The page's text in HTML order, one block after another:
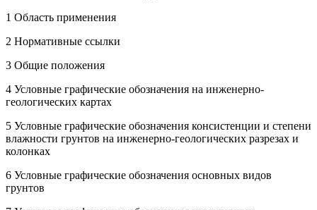
1 Область применения
2 Нормативные ссылки
3 Общие положения
4 Условные графические обозначения на инженерно-
геологических картах
5 Условные графические обозначения консистенции и степени
влажности грунтов на инженерно-геологических разрезах и
колонках
6 Условные графические обозначения основных видов
грунтов